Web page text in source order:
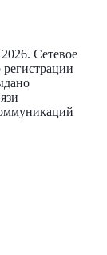
Сетевое